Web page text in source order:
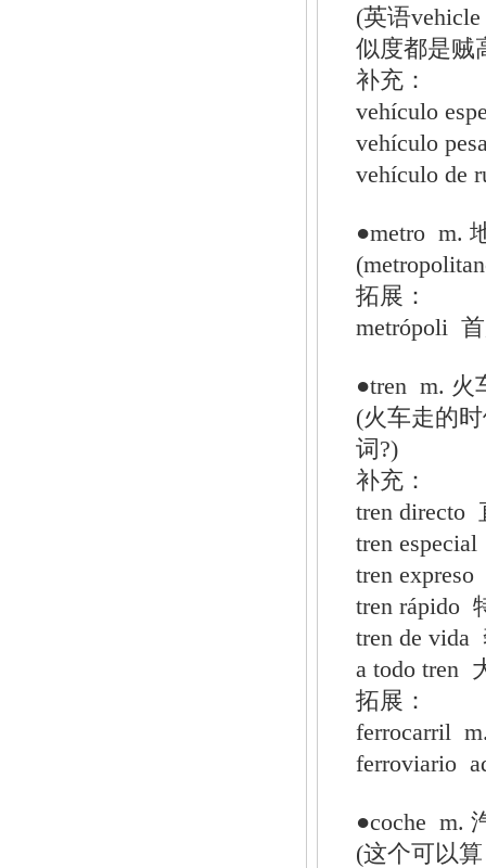
(英语
似度都是贼
补充：
vehículo
vehículo
vehículo de
●metro m.
拓展：
metrópoli
●tren m. 火
(火车走的
词?)
补充：
tren directo
tren
tren
tren rápido
tren de vida
a todo tren
拓展：
ferrocarril
ferroviario
●coche m.
(这个可以